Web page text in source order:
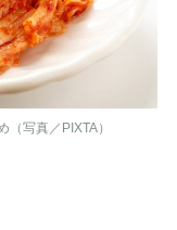
写真／PIXTA）